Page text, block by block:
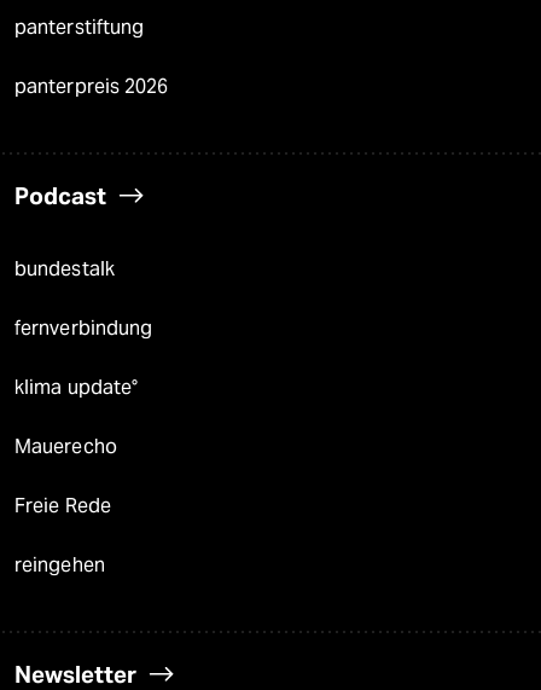
panterstiftung
panterpreis 2026
Podcast
bundestalk
fernverbindung
klima update°
Mauerecho
Freie Rede
reingehen
Newsletter